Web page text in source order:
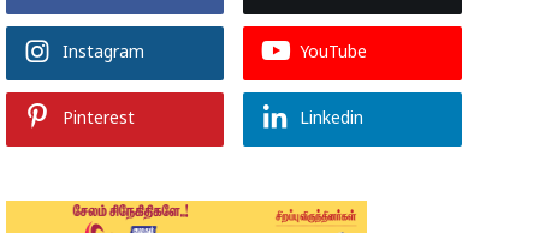
Instagram YouTube
Pinterest Linkedin